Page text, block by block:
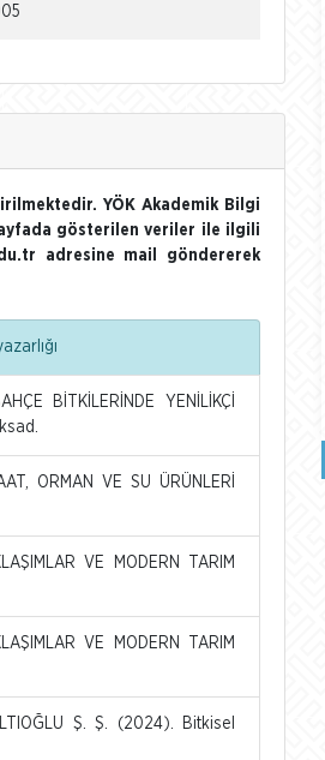
YÖK Akademik Bilgi
gösterilen veriler ile ilgili
adresine mail göndererek
BİTKİLERİNDE YENİLİKÇİ
ORMAN VE SU ÜRÜNLERİ
VE MODERN TARIM
VE MODERN TARIM
Ş. Ş. (2024). Bitkisel